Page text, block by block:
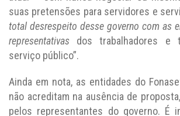
suas pretensões para servidores e
total desrespeito desse governo com as
representativas dos trabalhadores e
serviço público”.
Ainda em nota, as entidades do
não acreditam na ausência de
pelos representantes do governo. É